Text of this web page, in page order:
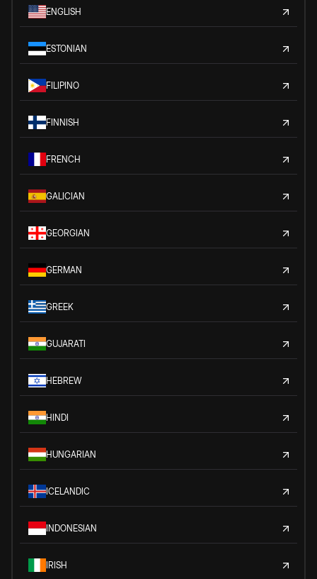
ENGLISH
ESTONIAN
FILIPINO
FINNISH
FRENCH
GALICIAN
GEORGIAN
GERMAN
GREEK
GUJARATI
HEBREW
HINDI
HUNGARIAN
ICELANDIC
INDONESIAN
IRISH